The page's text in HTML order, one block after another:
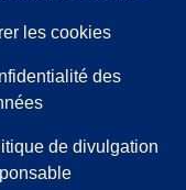
)
les cookies
des
de divulgation